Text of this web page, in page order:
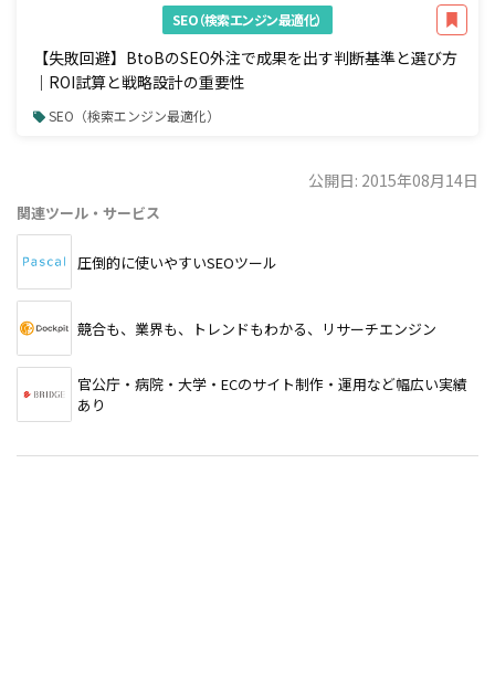
SEO（検索エンジン最適化）
【失敗回避】BtoBのSEO外注で成果を出す判断基準と選び方
｜ROI試算と戦略設計の重要性
SEO（検索エンジン最適化）
公開日: 2015年08月14日
関連ツール・サービス
圧倒的に使いやすいSEOツール
競合も、業界も、トレンドもわかる、リサーチエンジン
官公庁・病院・大学・ECのサイト制作・運用など幅広い実績
あり